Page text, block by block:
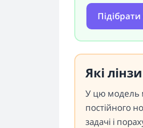
Які
У цю модель
постійного
задачі і